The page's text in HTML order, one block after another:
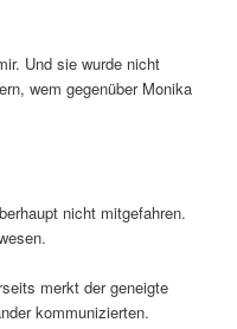
Und sie wurde nicht
wem gegenüber Monika
nicht mitgefahren.
merkt der geneigte
kommunizierten.